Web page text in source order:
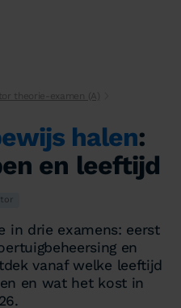
theorie-examen (A)
halen:
en leeftijd
in drie examens: eerst
en
vanaf welke leeftijd
en wat het kost in